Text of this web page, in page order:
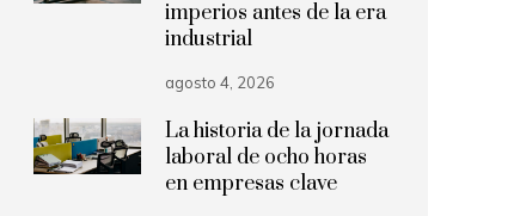
imperios antes de la era
industrial
agosto 4, 2026
La historia de la jornada
laboral de ocho horas
en empresas clave